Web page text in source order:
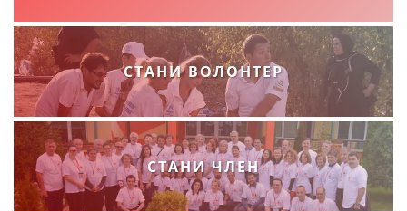
СТАНИ ВОЛОНТЕР
СТАНИ ЧЛЕН